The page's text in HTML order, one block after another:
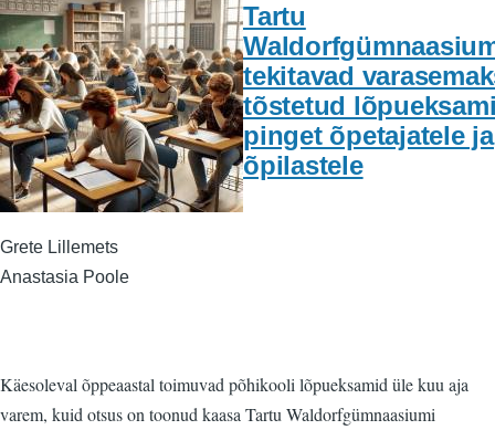
Tartu
tekitavad
tõstetud
pinget õpetajatele ja
õpilastele
Grete Lillemets
Anastasia Poole
Käesoleval õppeaastal toimuvad põhikooli lõpueksamid üle kuu aja
varem, kuid otsus on toonud kaasa Tartu Waldorfgümnaasiumi